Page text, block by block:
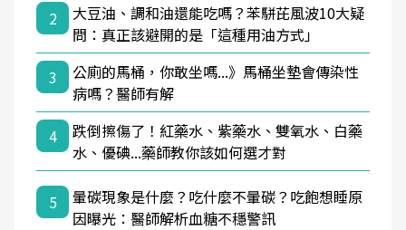
2
大豆油、調和油還能吃嗎？苯駢芘風波10大疑
問：真正該避開的是「這種用油方式」
3
公廁的馬桶，你敢坐嗎...》馬桶坐墊會傳染性
病嗎？醫師有解
4
跌倒擦傷了！紅藥水、紫藥水、雙氧水、白藥
水、優碘...藥師教你該如何選才對
5
暈碳現象是什麼？吃什麼不暈碳？吃飽想睡原
因曝光：醫師解析血糖不穩警訊